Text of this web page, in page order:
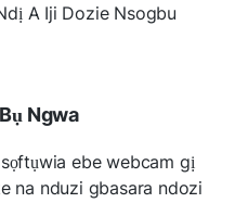
A Iji Dozie Nsogbu
Ngwa
ebe webcam gị
na nduzi gbasara ndozi